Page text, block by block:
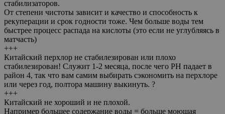
стабилизаторов.
От степени чистоты зависит и качество и способность к
рекуперации и срок годности тоже. Чем больше воды тем
быстрее процесс распада на кислоты (это если не углубляясь в
матчасть)
+++
Китайский перхлор не стабилезирован или плохо
стабилезирован! Служит 1-2 месяца, после чего PH падает в
район 4, так что вам самим выбирать сэкономить на перхлоре
или через год, полтора машину выкинуть. ?
+++
Китайский не хороший и не плохой.
Например большее содержание воды = больше моющая